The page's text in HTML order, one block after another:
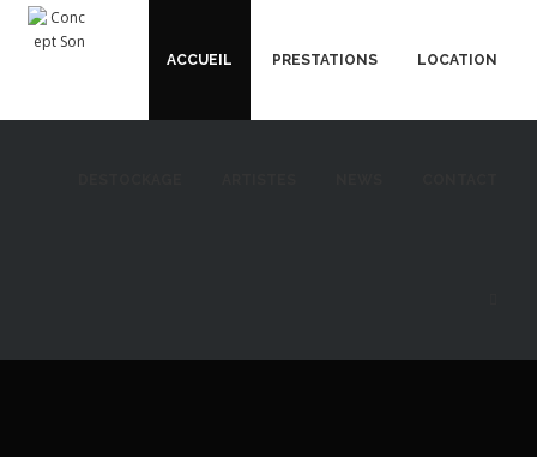
ACCUEIL PRESTATIONS LOCATION